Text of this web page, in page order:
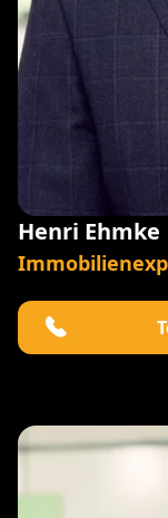
Henri Ehmke